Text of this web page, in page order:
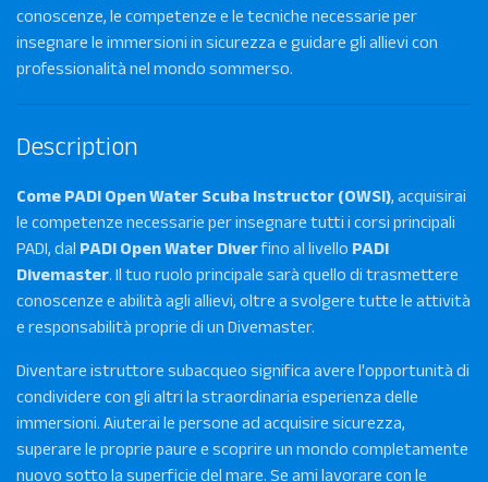
conoscenze, le competenze e le tecniche necessarie per
insegnare le immersioni in sicurezza e guidare gli allievi con
professionalità nel mondo sommerso.
Description
Come PADI Open Water Scuba Instructor (OWSI), acquisirai
le competenze necessarie per insegnare tutti i corsi principali
PADI, dal PADI Open Water Diverfino al livello PADI
Divemaster. Il tuo ruolo principale sarà quello di trasmettere
conoscenze e abilità agli allievi, oltre a svolgere tutte le attività
e responsabilità proprie di un Divemaster.
Diventare istruttore subacqueo significa avere l'opportunità di
condividere con gli altri la straordinaria esperienza delle
immersioni. Aiuterai le persone ad acquisire sicurezza,
superare le proprie paure e scoprire un mondo completamente
nuovo sotto la superficie del mare. Se ami lavorare con le